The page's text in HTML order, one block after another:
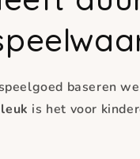
baseren
leuk is het voor